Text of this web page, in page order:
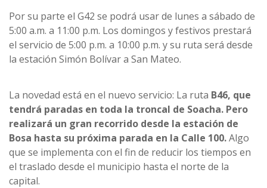
Por su parte el G42 se podrá usar de lunes a sábado de
5:00 a.m. a 11:00 p.m. Los domingos y festivos prestará
el servicio de 5:00 p.m. a 10:00 p.m. y su ruta será desde
la estación Simón Bolívar a San Mateo.
La novedad está en el nuevo servicio: La ruta B46, que
tendrá paradas en toda la troncal de Soacha. Pero
realizará un gran recorrido desde la estación de
Bosa hasta su próxima parada en la Calle 100.Algo
que se implementa con el fin de reducir los tiempos en
el traslado desde el municipio hasta el norte de la
capital.